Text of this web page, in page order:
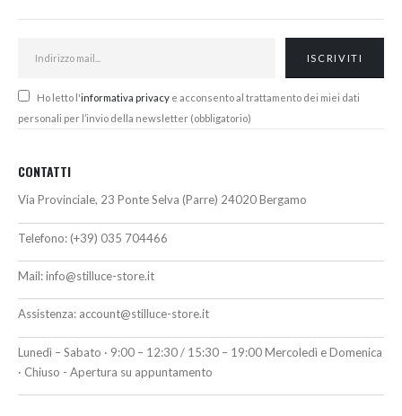
Ho letto l'informativa privacy e acconsento al trattamento dei miei dati
personali per l’invio della newsletter (obbligatorio)
CONTATTI
Via Provinciale, 23 Ponte Selva (Parre) 24020 Bergamo
Telefono: (+39) 035 704466
Mail:info@stilluce-store.it
Assistenza: account@stilluce-store.it
Lunedì – Sabato · 9:00 – 12:30 / 15:30 – 19:00 Mercoledì e Domenica
· Chiuso - Apertura su appuntamento